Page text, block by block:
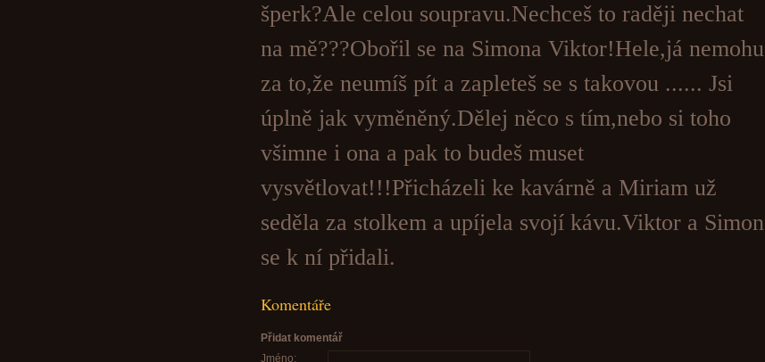
šperk?Ale celou soupravu.Nechceš to raději nechat
na mě???Obořil se na Simona Viktor!Hele,já nemohu
za to,že neumíš pít a zapleteš se s takovou ...... Jsi
úplně jak vyměněný.Dělej něco s tím,nebo si toho
všimne i ona a pak to budeš muset
vysvětlovat!!!Přicházeli ke kavárně a Miriam už
seděla za stolkem a upíjela svojí kávu.Viktor a Simon
se k ní přidali.
Komentáře
Přidat komentář
Jméno: